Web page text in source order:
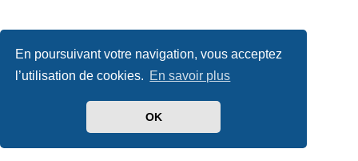
En poursuivant votre navigation, vous acceptez
l’utilisation de cookies. En savoir plus
OK